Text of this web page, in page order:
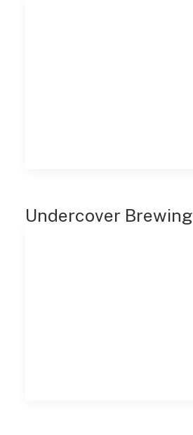
Undercover Brewing